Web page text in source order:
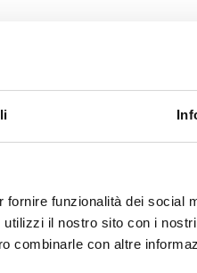
funzionalità dei social
il nostro sito con i
combinarle con altre